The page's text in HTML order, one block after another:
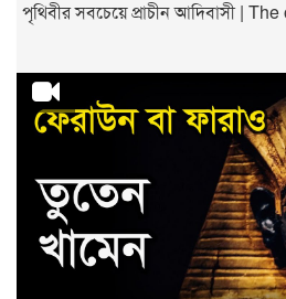
পৃথিবীর সবচেয়ে প্রাচীন আদিবাসী |